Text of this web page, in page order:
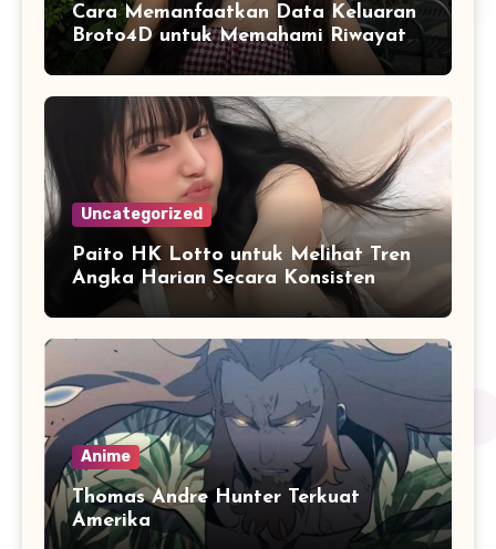
Cara Memanfaatkan Data Keluaran
Broto4D untuk Memahami Riwayat
Hasil Secara Objektif
Uncategorized
Paito HK Lotto untuk Melihat Tren
Angka Harian Secara Konsisten
Anime
Thomas Andre Hunter Terkuat
Amerika